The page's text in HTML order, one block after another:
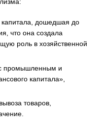
капитала, дошедшая до
что она создала
роль в хозяйственной
промышленным и
капитала»,
товаров,